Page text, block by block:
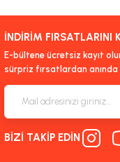
İNDİRİM FIRSATLARINI
E-bültene ücretsiz kayıt
sürpriz fırsatlardan
BİZİ TAKİP EDİN